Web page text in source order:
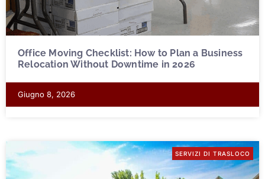
Office Moving Checklist: How to Plan a Business
Relocation Without Downtime in 2026
Giugno 8, 2026
SERVIZI DI TRASLOCO